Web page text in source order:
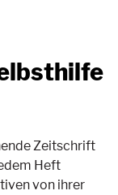
Zeitschrift
Heft
von ihrer